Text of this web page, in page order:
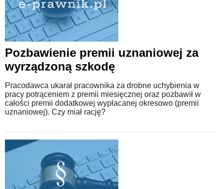
Pozbawienie premii uznaniowej za
wyrządzoną szkodę
Pracodawca ukarał pracownika za drobne uchybienia w
pracy potrąceniem z premii miesięcznej oraz pozbawił w
całości premii dodatkowej wypłacanej okresowo (premii
uznaniowej). Czy miał rację?